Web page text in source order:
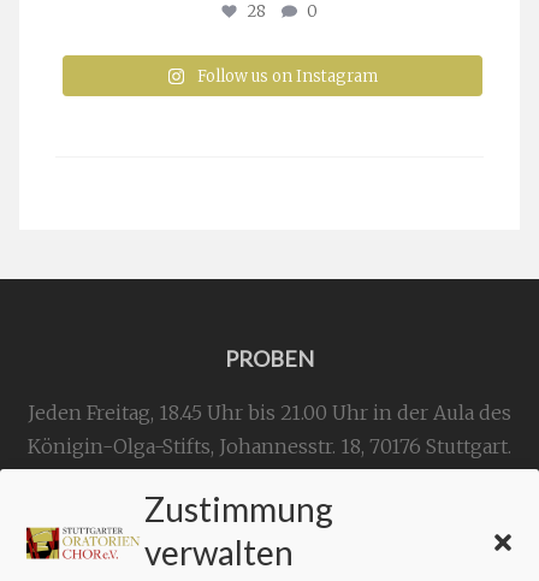
Zustimmung
verwalten
28 0
Follow us on Instagram
PROBEN
Jeden Freitag, 18.45 Uhr bis 21.00 Uhr in der Aula des
Königin-Olga-Stifts, Johannesstr. 18, 70176 Stuttgart.
KONTAKT
Geschäftsstelle: